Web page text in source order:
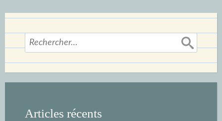
Rechercher :
Articles récents